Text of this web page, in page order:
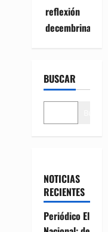
reflexión
decembrina
BUSCAR
NOTICIAS
RECIENTES
Periódico El